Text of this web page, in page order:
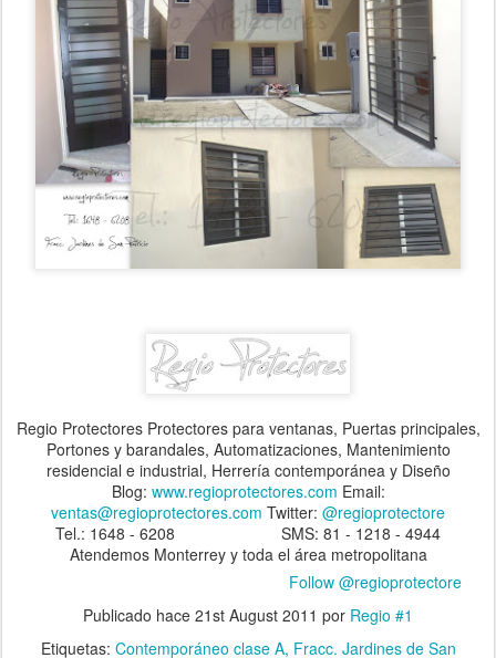
Regio Protectores Protectores para ventanas, Puertas principales,
Portones y barandales, Automatizaciones, Mantenimiento
residencial e industrial, Herrería contemporánea y Diseño
Blog: www.regioprotectores.com Email:
ventas@regioprotectores.com Twitter: @regioprotectore
Tel.: 1648 - 6208 SMS: 81 - 1218 - 4944
Atendemos Monterrey y toda el área metropolitana
Follow @regioprotectore
Publicado hace 21st August 2011 por Regio #1
Etiquetas: Contemporáneo clase A Fracc. Jardines de San